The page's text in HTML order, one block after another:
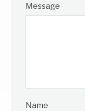
Message
Name